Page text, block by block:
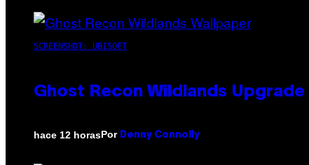
SCREENSHOT: UBISOFT
Ghost Recon Wildlands
hace 12 horasPor Denny Connolly